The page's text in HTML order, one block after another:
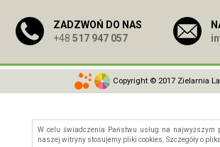
ZADZWOŃ DO NAS
+48 517 947 057
Copyright © 2017 Zielarnia
W celu świadczenia Państwu usług na najwyższym
naszej witryny stosujemy pliki cookies. Szczegóły o